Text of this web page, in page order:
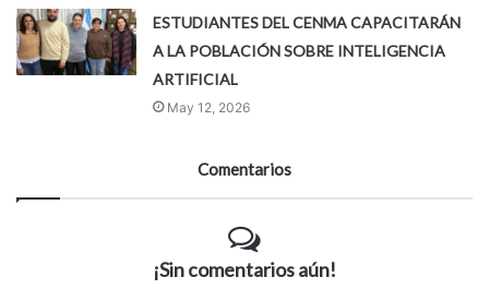
ESTUDIANTES DEL CENMA CAPACITARÁN
A LA POBLACIÓN SOBRE INTELIGENCIA
ARTIFICIAL
May 12, 2026
Comentarios
¡Sin comentarios aún!